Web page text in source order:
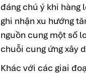
đáng chú ý khi hàng
ghi nhận xu hướng
nguồn cung một số
chuỗi cung ứng xây
Khác với các giai